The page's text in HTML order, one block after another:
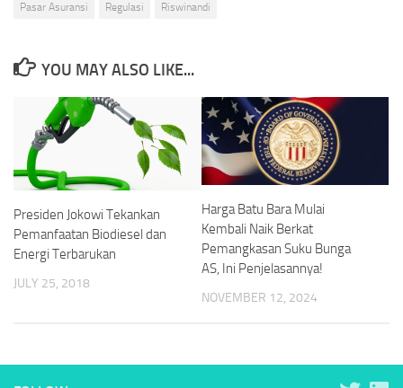
Pasar Asuransi
Regulasi Riswinandi
YOU MAY ALSO LIKE...
Presiden Jokowi Tekankan
Pemanfaatan Biodiesel dan
Energi Terbarukan
JULY 25, 2018
Harga Batu Bara Mulai
Kembali Naik Berkat
Pemangkasan Suku Bunga
AS, Ini Penjelasannya!
NOVEMBER 12, 2024